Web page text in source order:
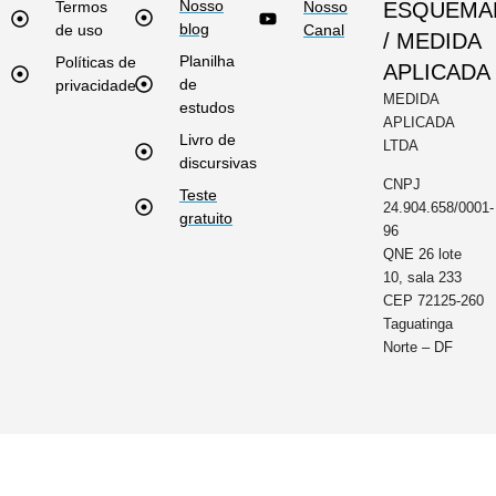
Termos
de uso
Políticas de
privacidade
Nosso
blog
Planilha
de
estudos
Livro de
discursivas
Teste
gratuito
Nosso
Canal
/ MEDIDA
APLICADA
MEDIDA
APLICADA
LTDA
CNPJ
24.904.658/0001-
96
QNE 26 lote
10, sala 233
CEP 72125-260
Taguatinga
Norte – DF